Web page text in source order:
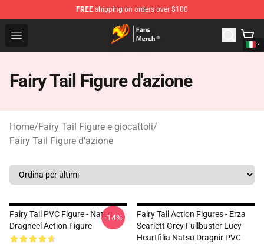
FREE shipping on orders over $100
Open menu
Fairy Tail Store - Official Fairy Tail Merchandise Shop
Fairy Tail Figure d'azione
Home/Fairy Tail Figure e giocattoli/
Fairy Tail Figure d'azione
Fairy Tail PVC Figure - Natsu
Dragneel Action Figure
-14%
Fairy Tail Action Figures - Erza
Scarlett Grey Fullbuster Lucy
Heartfilia Natsu Dragnir PVC